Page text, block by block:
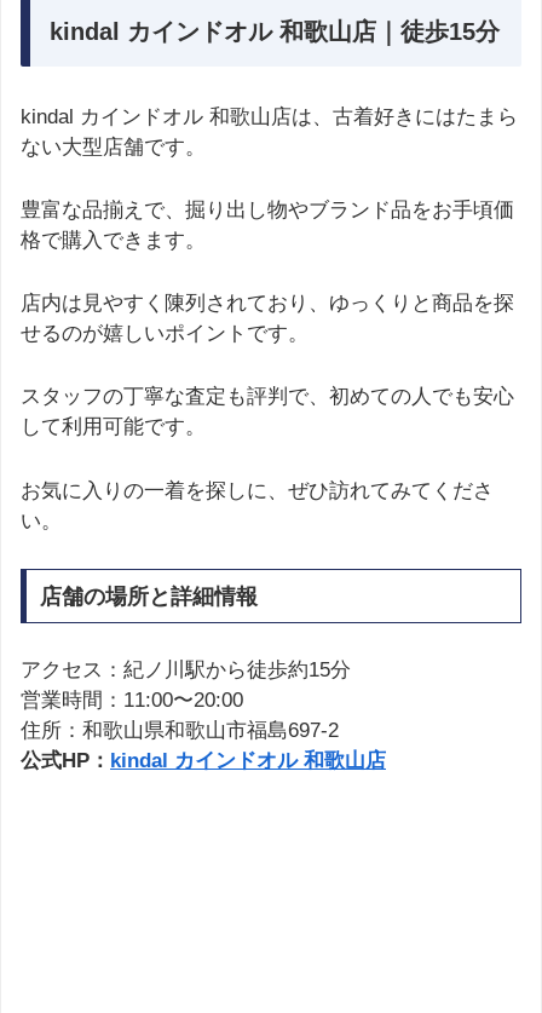
kindal カインドオル 和歌山店｜徒歩15分
kindal カインドオル 和歌山店は、古着好きにはたまら
ない大型店舗です。
豊富な品揃えで、掘り出し物やブランド品をお手頃価
格で購入できます。
店内は見やすく陳列されており、ゆっくりと商品を探
せるのが嬉しいポイントです。
スタッフの丁寧な査定も評判で、初めての人でも安心
して利用可能です。
お気に入りの一着を探しに、ぜひ訪れてみてくださ
い。
店舗の場所と詳細情報
アクセス：紀ノ川駅から徒歩約15分
営業時間：11:00〜20:00
住所：和歌山県和歌山市福島697-2
公式HP： kindal カインドオル 和歌山店